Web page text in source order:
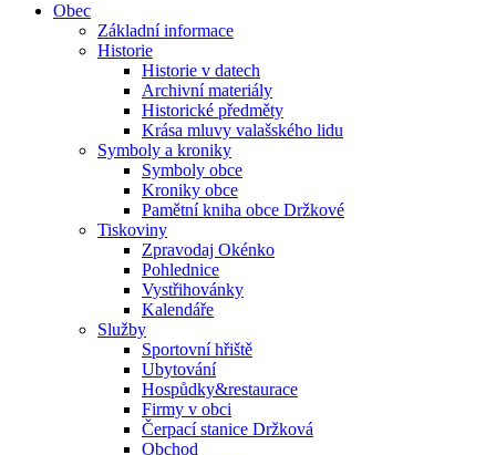
Obec
Základní informace
Historie
Historie v datech
Archivní materiály
Historické předměty
Krása mluvy valašského lidu
Symboly a kroniky
Symboly obce
Kroniky obce
Pamětní kniha obce Držkové
Tiskoviny
Zpravodaj Okénko
Pohlednice
Vystřihovánky
Kalendáře
Služby
Sportovní hřiště
Ubytování
Hospůdky&restaurace
Firmy v obci
Čerpací stanice Držková
Obchod